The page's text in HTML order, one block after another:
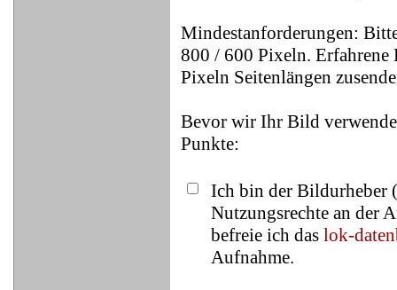
Mindestanforderungen:
800 / 600 Pixeln.
Pixeln Seitenlängen
Bevor wir Ihr Bild
Punkte:
Ich bin der Bildurheber
Nutzungsrechte an der
befreie ich das lok-
Aufnahme.